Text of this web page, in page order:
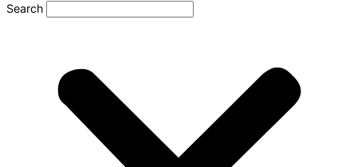
Search